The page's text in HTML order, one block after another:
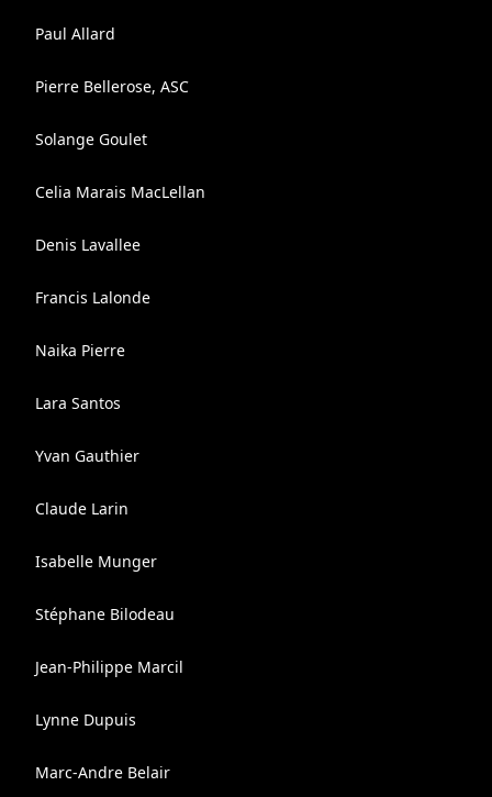
Paul Allard
Pierre Bellerose, ASC
Solange Goulet
Celia Marais MacLellan
Denis Lavallee
Francis Lalonde
Naika Pierre
Lara Santos
Yvan Gauthier
Claude Larin
Isabelle Munger
Stéphane Bilodeau
Jean-Philippe Marcil
Lynne Dupuis
Marc-Andre Belair